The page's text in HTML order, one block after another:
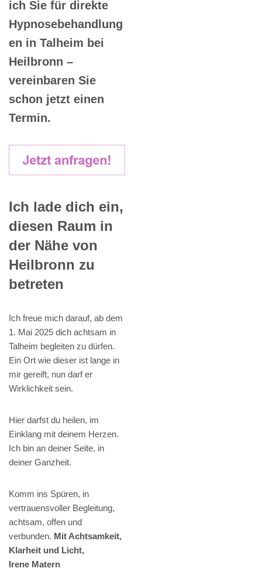
ich Sie für direkte
Hypnosebehandlung
en in Talheim bei
Heilbronn –
vereinbaren Sie
schon jetzt einen
Termin.
Ich lade dich ein,
diesen Raum in
der Nähe von
Heilbronn zu
betreten
Ich freue mich darauf, ab dem
1. Mai 2025 dich achtsam in
Talheim begleiten zu dürfen.
Ein Ort wie dieser ist lange in
mir gereift, nun darf er
Wirklichkeit sein.
Hier darfst du heilen, im
Einklang mit deinem Herzen.
Ich bin an deiner Seite, in
deiner Ganzheit.
Komm ins Spüren, in
vertrauensvoller Begleitung,
achtsam, offen und
verbunden. Mit Achtsamkeit,
Klarheit und Licht,
Irene Matern